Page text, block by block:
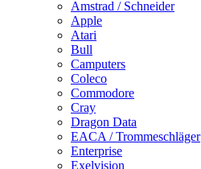
Amstrad / Schneider
Apple
Atari
Bull
Camputers
Coleco
Commodore
Cray
Dragon Data
EACA / Trommeschläger
Enterprise
Exelvision